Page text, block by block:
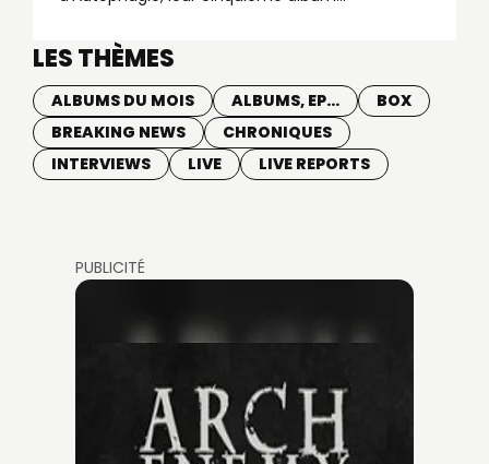
LES THÈMES
ALBUMS DU MOIS ALBUMS, EP...
BOX
BREAKING NEWS
CHRONIQUES
INTERVIEWS
LIVE LIVE REPORTS
PUBLICITÉ